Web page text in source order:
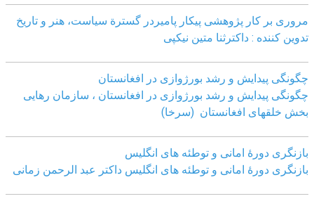
مروری بر کار پژوهشی پیکار پامیردر گسترة سیاست، هنر و تاریخ
تدوین کننده : داکترثنا متین نیکپی
چگونگی پیدایش و رشد بورژوازی در افغانستان
چگونگی پیدایش و رشد بورژوازی در افغانستان ، سازمان رهایی
بخش خلقهای افغانستان (سرخا)
بازنگرى دورۀ امانى و توطئه هاى انگليس
بازنگرى دورۀ امانى و توطئه هاى انگليس داکتر عبد الرحمن زمانى